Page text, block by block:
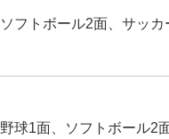
ソフトボール2面、サッ
野球1面、ソフトボール2